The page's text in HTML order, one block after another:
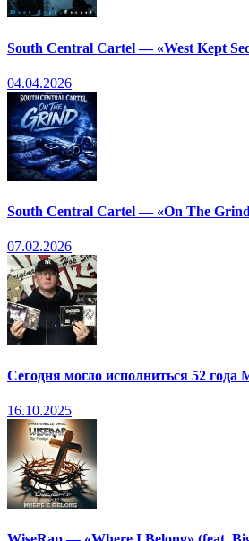
South Central Cartel — «West Kept
04.04.2026
South Central Cartel — «On The
07.02.2026
Сегодня могло исполниться 52
16.10.2025